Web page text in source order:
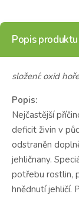
Popis produktu
složení: oxid
Popis:
Nejčastější
deficit živin v
odstraněn
jehličnany.
potřebu rostlin,
hnědnutí jehličí.